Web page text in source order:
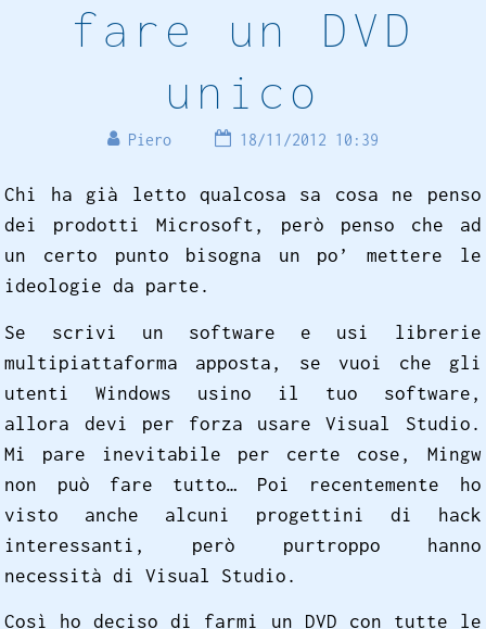
fare un DVD
unico
Piero 18/11/2012 10:39
Chi ha già letto qualcosa sa cosa ne penso
dei prodotti Microsoft, però penso che ad
un certo punto bisogna un po’ mettere le
ideologie da parte.
Se scrivi un software e usi librerie
multipiattaforma apposta, se vuoi che gli
utenti Windows usino il tuo software,
allora devi per forza usare Visual Studio.
Mi pare inevitabile per certe cose, Mingw
non può fare tutto… Poi recentemente ho
visto anche alcuni progettini di hack
interessanti, però purtroppo hanno
necessità di Visual Studio.
Così ho deciso di farmi un DVD con tutte le